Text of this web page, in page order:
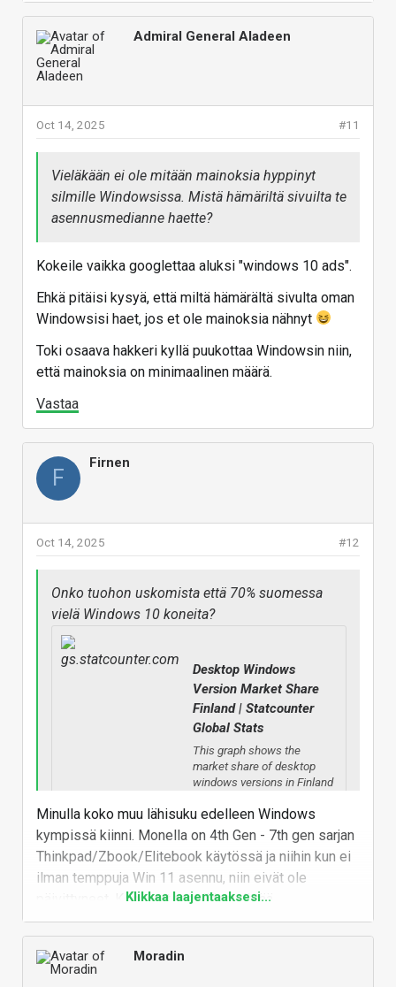
täynnä bloatwarea, mainostamista ja spywarea.
Taskbarista työntää popuppia "kokeile officea
nyt 30 päivää ilmaiseksi...", candycrush ja muita
appi mainoksia ihan täynnä. Win 7 oli se
viimeinen Windows, joka oli vain
käyttöjärjestelmä, eikä mikään mainos-appi
Vieläkään ei ole mitään mainoksia hyppinyt silmille
asennusmedianne haette?
Vastaa
Admiral General Aladeen
#11
Oct 14, 2025
Vieläkään ei ole mitään mainoksia hyppinyt
silmille Windowsissa. Mistä hämäriltä sivuilta te
asennusmedianne haette?
Kokeile vaikka googlettaa aluksi "windows 10 ads".
Ehkä pitäisi kysyä, että miltä hämärältä sivulta oman
Windowsisi haet, jos et ole mainoksia nähnyt
Toki osaava hakkeri kyllä puukottaa Windowsin niin,
että mainoksia on minimaalinen määrä.
Vastaa
F
Firnen
#12
Oct 14, 2025
Onko tuohon uskomista että 70% suomessa
vielä Windows 10 koneita?
Desktop Windows
Version Market Share
Finland | Statcounter
Global Stats
This graph shows the
market share of desktop
windows versions in Finland
monthly page views.
gs.statcounter.com
Tuon mukaan koko maailman Windows
Minulla koko muu lähisuku edelleen Windows
kympissä kiinni. Monella on 4th Gen - 7th gen sarjan
Thinkpad/Zbook/Elitebook käytössä ja niihin kun ei
ilman temppuja Win 11 asennu, niin eivät ole
päivittyneet. Koneet itsessään pelittää
erinomaisesti niissä kevyissä toimissa mihin perus
käyttäjä konetta tarvitsee.
Pitää varmaan jossain kohtaa sitten käydä joko
Klikkaa laajentaaksesi...
Moradin